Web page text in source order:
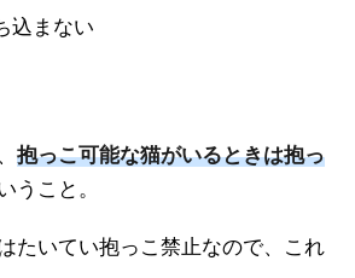
込まない
抱っこ可能な猫がいるときは抱っ
うこと。
たいてい抱っこ禁止なので、これ